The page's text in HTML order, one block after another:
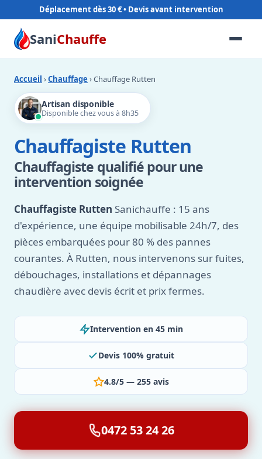
Déplacement dès 30 €
SaniChauffe
Accueil ›Chauffage › Chauffage Rutten
Artisan disponible
Disponible chez vous à 8h35
Chauffagiste Rutten
Chauffagiste qualifié pour une
intervention soignée
Chauffagiste Rutten Sanichauffe : 15 ans
d'expérience, une équipe mobilisable 24h/7, des
pièces embarquées pour 80 % des pannes
courantes. À Rutten, nous intervenons sur fuites,
débouchages, installations et dépannages
chaudière avec devis écrit et prix fermes.
Intervention en 45 min
Devis 100% gratuit
4.8/5 — 255 avis
0472 53 24 26